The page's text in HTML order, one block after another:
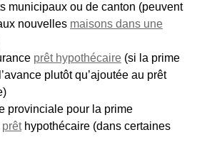
municipaux ou de canton (peuvent
nouvelles maisons dans une
prêt hypothécaire (si la prime
plutôt qu’ajoutée au prêt
provinciale pour la prime
prêthypothécaire (dans certaines